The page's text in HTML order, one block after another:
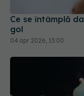
Ce se întâmplă
gol
04 apr 2026, 13:00